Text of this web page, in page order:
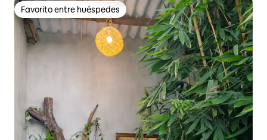
Favorito entre huéspedes
Favorito entre huéspedes